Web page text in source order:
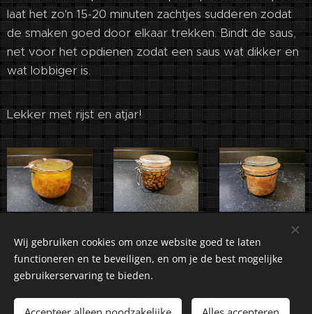
laat het zo'n 15-20 minuten zachtjes sudderen zodat
de smaken goed door elkaar trekken. Bindt de saus,
net voor het opdienen zodat een saus wat dikker en
wat lobbiger is.
Lekker met rijst en atjar!
©2018-2026 Kuiranto Culinary Creations. Oosseldstraat 8,
Wij gebruiken cookies om onze website goed te laten
functioneren en te beveiligen, en om je de best mogelijke
gebruikerservaring te bieden.